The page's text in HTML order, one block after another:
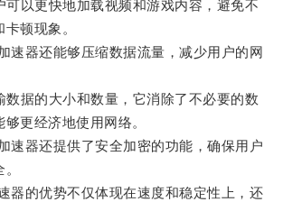
以更快地加载视频和游戏内容，避免不
顿现象。
器还能够压缩数据流量，减少用户的网
据的大小和数量，它消除了不必要的数
更经济地使用网络。
器还提供了安全加密的功能，确保用户
的优势不仅体现在速度和稳定性上，还